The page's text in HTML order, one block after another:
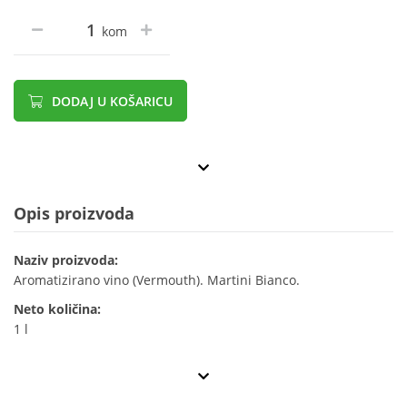
kom
DODAJ U KOŠARICU
Opis proizvoda
Naziv proizvoda:
Aromatizirano vino (Vermouth). Martini Bianco.
Neto količina:
1 l